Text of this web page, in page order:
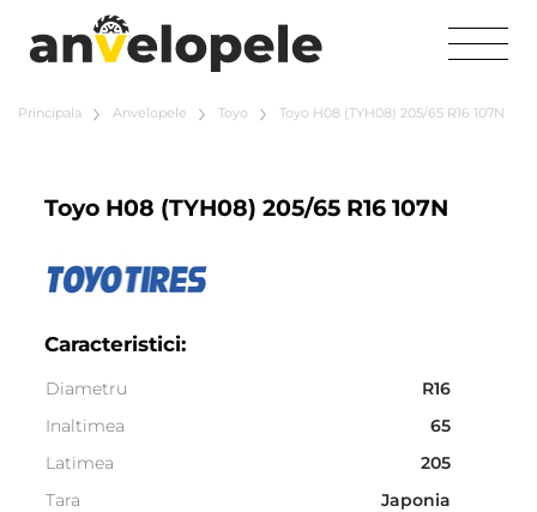
Principala Anvelopele Toyo Toyo H08 (TYH08) 205/65 R16 107N
Toyo H08 (TYH08) 205/65 R16 107N
Caracteristici:
Diametru
R16
Inaltimea
65
Latimea
205
Tara
Japonia